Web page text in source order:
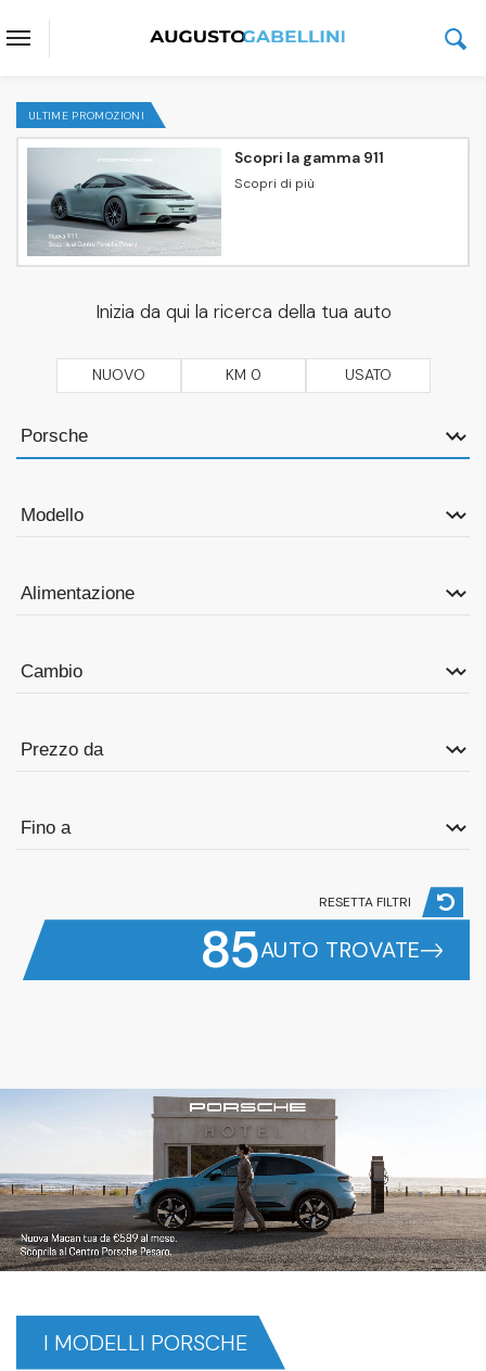
ULTIME PROMOZIONI
Scopri la gamma 911
Scopri di più
Inizia da qui la ricerca della tua auto
NUOVO KM 0 USATO
RESETTA FILTRI
85AUTO TROVATE
I MODELLI PORSCHE